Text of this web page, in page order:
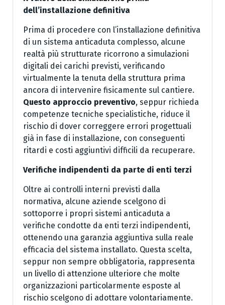
dell’installazione definitiva
Prima di procedere con l’installazione definitiva
di un sistema anticaduta complesso, alcune
realtà più strutturate ricorrono a simulazioni
digitali dei carichi previsti, verificando
virtualmente la tenuta della struttura prima
ancora di intervenire fisicamente sul cantiere.
Questo approccio preventivo, seppur richieda
competenze tecniche specialistiche, riduce il
rischio di dover correggere errori progettuali
già in fase di installazione, con conseguenti
ritardi e costi aggiuntivi difficili da recuperare.
Verifiche indipendenti da parte di enti terzi
Oltre ai controlli interni previsti dalla
normativa, alcune aziende scelgono di
sottoporre i propri sistemi anticaduta a
verifiche condotte da enti terzi indipendenti,
ottenendo una garanzia aggiuntiva sulla reale
efficacia del sistema installato. Questa scelta,
seppur non sempre obbligatoria, rappresenta
un livello di attenzione ulteriore che molte
organizzazioni particolarmente esposte al
rischio scelgono di adottare volontariamente.